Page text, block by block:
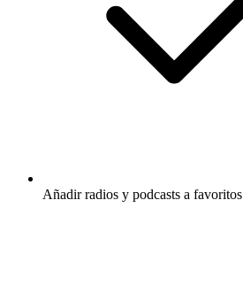
Añadir radios y podcasts a favoritos